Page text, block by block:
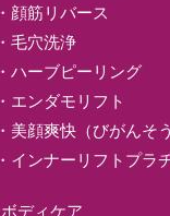
顔筋リバース
毛穴洗浄
ハーブピーリング
エンダモリフト
美顔爽快（びがんそ
インナーリフトプラ
ボディケア